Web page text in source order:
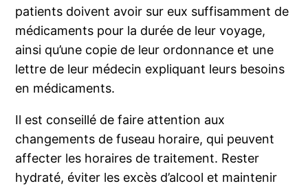
patients doivent avoir sur eux suffisamment de
médicaments pour la durée de leur voyage,
ainsi qu’une copie de leur ordonnance et une
lettre de leur médecin expliquant leurs besoins
en médicaments.
Il est conseillé de faire attention aux
changements de fuseau horaire, qui peuvent
affecter les horaires de traitement. Rester
hydraté, éviter les excès d’alcool et maintenir